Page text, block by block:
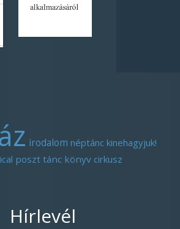
irodalom néptánc kinehagyjuk!
poszt tánc könyv cirkusz
Hírlevél